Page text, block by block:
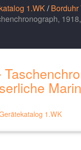
1.WK/Borduhr
1.WK